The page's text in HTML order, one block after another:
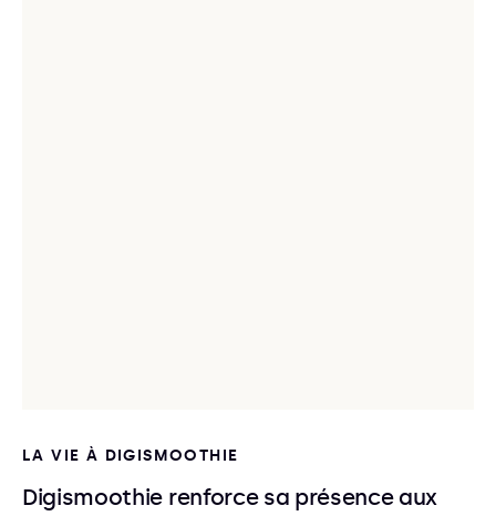
LA VIE À DIGISMOOTHIE
Digismoothie renforce sa présence aux